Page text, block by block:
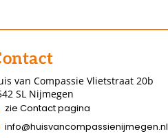
van Compassie Vlietstraat 20b
SL Nijmegen
zie Contact pagina
info@huisvancompassienijmegen.nl